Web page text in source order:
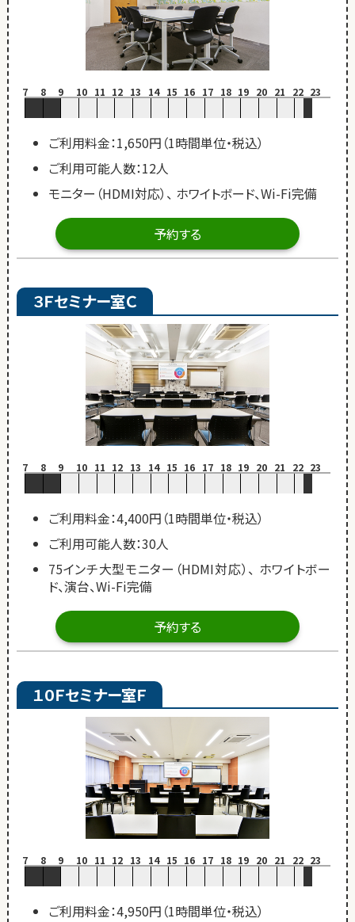
7 8 9 10 11 12 13 14 15 16 17 18 19 20 21 22 23
ご利用料金：1,650円（1時間単位・税込）
ご利用可能人数：12人
モニター（HDMI対応）、 ホワイトボード、Wi-Fi完備
予約する
３Ｆセミナー室Ｃ
7 8 9 10 11 12 13 14 15 16 17 18 19 20 21 22 23
ご利用料金：4,400円（1時間単位・税込）
ご利用可能人数：30人
75インチ大型モニター（HDMI対応）、 ホワイトボー
ド、演台、Wi-Fi完備
予約する
１０Ｆセミナー室Ｆ
7 8 9 10 11 12 13 14 15 16 17 18 19 20 21 22 23
ご利用料金：4,950円（1時間単位・税込）